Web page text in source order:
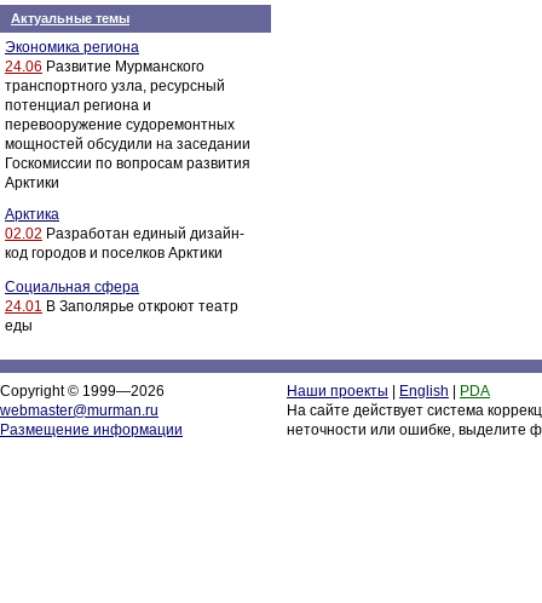
Актуальные темы
Экономика региона
24.06 Развитие Мурманского
транспортного узла, ресурсный
потенциал региона и
перевооружение судоремонтных
мощностей обсудили на заседании
Госкомиссии по вопросам развития
Арктики
Арктика
02.02 Разработан единый дизайн-
код городов и поселков Арктики
Социальная сфера
24.01 В Заполярье откроют театр
еды
Copyright © 1999—2026
webmaster@murman.ru
Размещение информации
Наши проекты English
PDA
На сайте действует система
неточности или ошибке, выделите